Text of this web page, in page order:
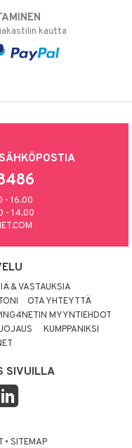
kautta
- 16.00
- 14.00
& VASTAUKSIA
OTA YHTEYTTÄ
MYYNTIEHDOT
KUMPPANIKSI
SIVUILLA
• SITEMAP